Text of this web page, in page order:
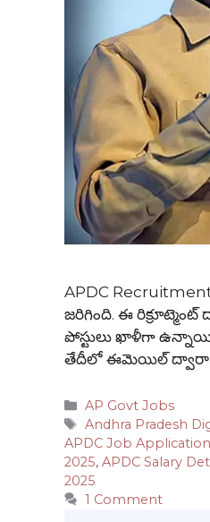
APDC
జరిగింది. ఈ
పోస్టులు ఖాళీగా ఉన్నాయి.
తేదీలో ఈమెయిల్ ద్వారా
Categories
AP Govt Jobs
Tags
Andhra Pradesh
APDC Job
2025, APDC Salary
2025
1 Comment